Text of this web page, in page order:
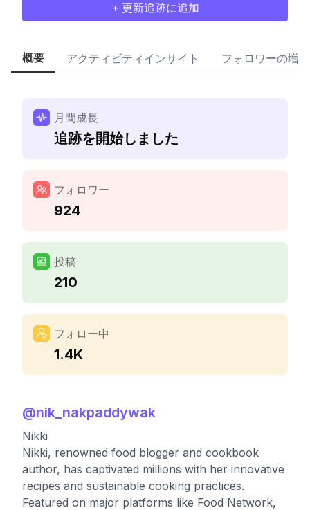
+ 更新追跡に追加
概要 アクティビティインサイト フォロワーの増加
月間成長
追跡を開始しました
フォロワー
924
投稿
210
フォロー中
1.4K
@nik_nakpaddywak
Nikki
Nikki, renowned food blogger and cookbook
author, has captivated millions with her innovative
recipes and sustainable cooking practices.
Featured on major platforms like Food Network,